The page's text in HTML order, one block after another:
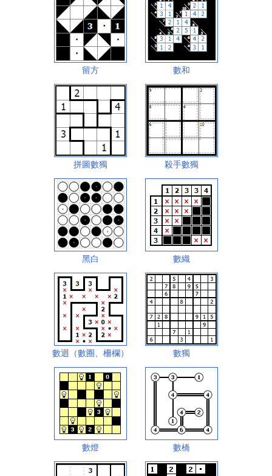
留方 數和
拼圖數獨 殺手數獨
黑白 數織
數迴（數圈、柵欄） 數獨
數燈 數橋